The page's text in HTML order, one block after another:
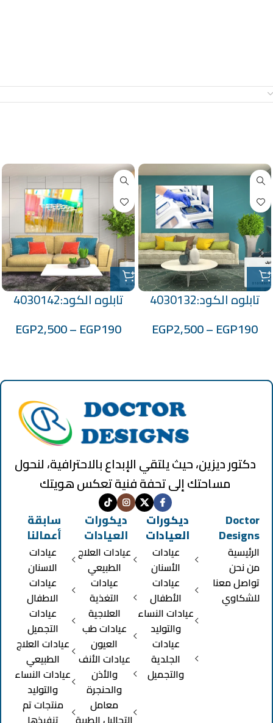
تابلوه الكود:4030132
EGP190
–
EGP2,500
تابلوه الكود:4030142
EGP190
–
EGP2,500
دكتور ديزين، حيث يلتقي الإبداع بالاحترافية، لنحول
مساحتك إلى تحفة فنية تعكس هويتك
Doctor
Designs
الرئيسية
من نحن
تواصل معنا
للشكاوي
ديكورات
العيادات
عيادات
الأسنان
عيادات
الأطفال
عيادات النساء
والتوليد
عيادات
الجلدية
والتجميل
ديكورات
العيادات
عيادات العلاج
الطبيعي
عيادات
التغذية
العلاجية
عيادات طب
العيون
عيادات الأنف
والأذن
والحنجرة
معامل
سابقة
أعمالنا
عيادات
الاسنان
عيادات
الاطفال
عيادات
التجميل
عيادات العلاج
الطبيعي
عيادات النساء
والتوليد
منتجات تم